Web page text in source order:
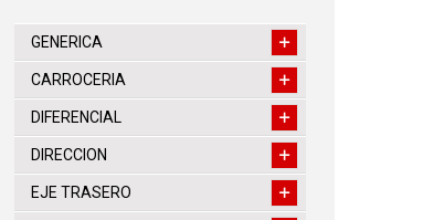
GENERICA
CARROCERIA
DIFERENCIAL
DIRECCION
EJE TRASERO